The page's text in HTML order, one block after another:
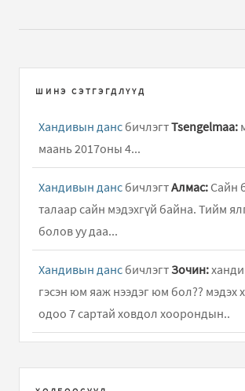
ШИНЭ СЭТГЭГДЛҮҮД
Хандивын данс бичлэгтTsengelmaa:
маань 2017оны 4...
Хандивын данс бичлэгтАлмас: Сайн
талаар сайн мэдэхгүй байна. Тийм
болов уу даа...
Хандивын данс бичлэгтЗочин:
гэсэн юм яаж нээдэг юм бол?? мэдэх
одоо 7 сартай ховдол хоорондын..